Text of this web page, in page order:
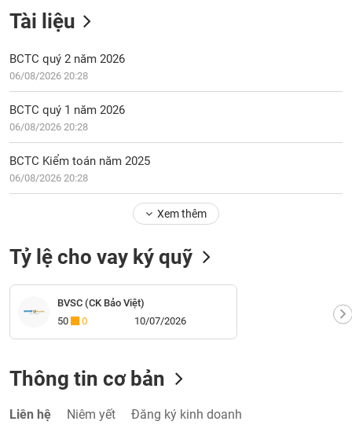
Tài liệu
BCTC quý 2 năm 2026
06/08/2026 20:28
BCTC quý 1 năm 2026
06/08/2026 20:28
BCTC Kiểm toán năm 2025
06/08/2026 20:28
Xem thêm
Tỷ lệ cho vay ký quỹ
BVSC (CK Bảo Việt)
50
0 10/07/2026
Thông tin cơ bản
Liên hệ Niêm yết Đăng ký kinh doanh